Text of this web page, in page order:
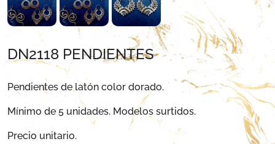
DN2118 PENDIENTES
Pendientes de latón color dorado.
Mínimo de 5 unidades. Modelos surtidos.
Precio unitario.